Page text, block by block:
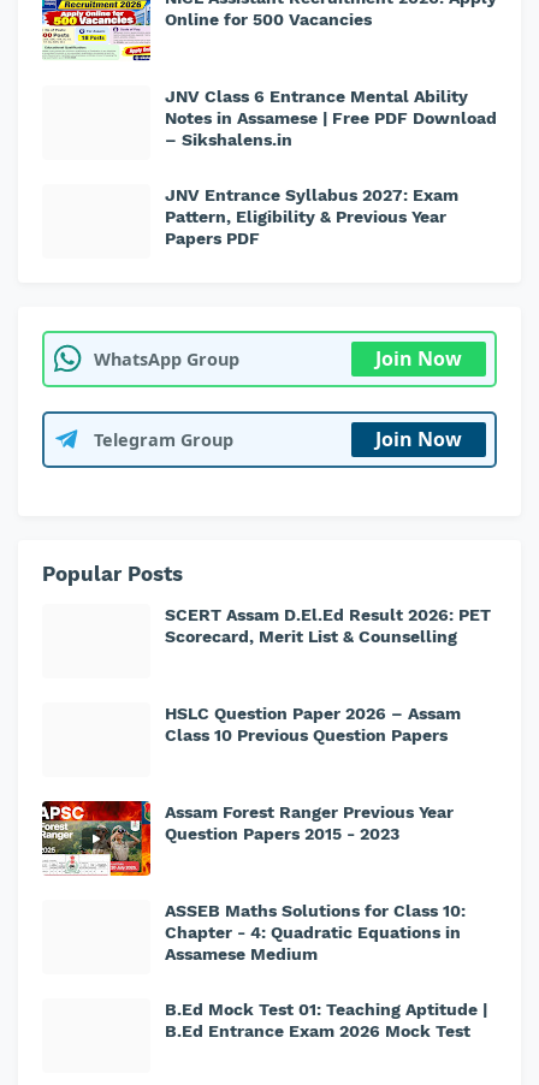
Online for 500 Vacancies
JNV Class 6 Entrance Mental Ability
Notes in Assamese | Free PDF Download
– Sikshalens.in
JNV Entrance Syllabus 2027: Exam
Pattern, Eligibility & Previous Year
Papers PDF
WhatsApp Group Join Now
Telegram Group Join Now
Popular Posts
SCERT Assam D.El.Ed Result 2026: PET
Scorecard, Merit List & Counselling
HSLC Question Paper 2026 – Assam
Class 10 Previous Question Papers
Assam Forest Ranger Previous Year
Question Papers 2015 - 2023
ASSEB Maths Solutions for Class 10:
Chapter - 4: Quadratic Equations in
Assamese Medium
B.Ed Mock Test 01: Teaching Aptitude |
B.Ed Entrance Exam 2026 Mock Test